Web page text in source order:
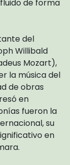
de forma
del
Willibald
Mozart),
la música del
de obras
en
fueron la
su
en